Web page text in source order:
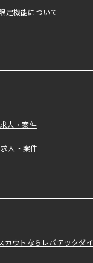
定機能について
人・案件
人・案件
カウトならレバテックダイ